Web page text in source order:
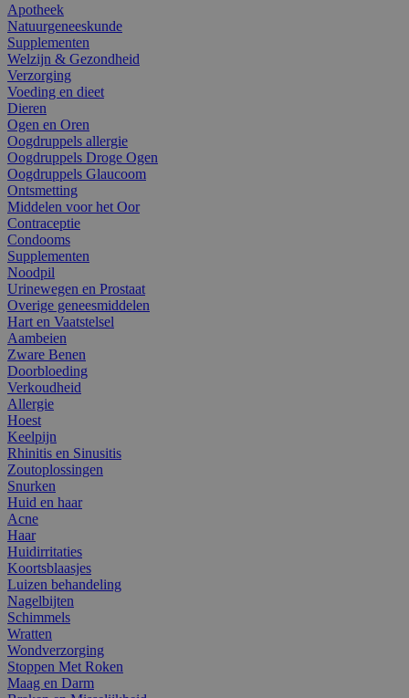
Apotheek
Natuurgeneeskunde
Supplementen
Welzijn & Gezondheid
Verzorging
Voeding en dieet
Dieren
Ogen en Oren
Oogdruppels allergie
Oogdruppels Droge Ogen
Oogdruppels Glaucoom
Ontsmetting
Middelen voor het Oor
Contraceptie
Condooms
Supplementen
Noodpil
Urinewegen en Prostaat
Overige geneesmiddelen
Hart en Vaatstelsel
Aambeien
Zware Benen
Doorbloeding
Verkoudheid
Allergie
Hoest
Keelpijn
Rhinitis en Sinusitis
Zoutoplossingen
Snurken
Huid en haar
Acne
Haar
Huidirritaties
Koortsblaasjes
Luizen behandeling
Nagelbijten
Schimmels
Wratten
Wondverzorging
Stoppen Met Roken
Maag en Darm